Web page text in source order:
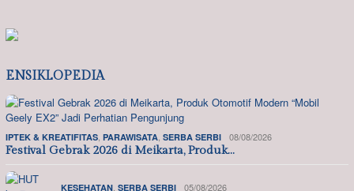
ENSIKLOPEDIA
IPTEK & KREATIFITAS PARAWISATA SERBA SERBI 08/08/2026
Festival Gebrak 2026 di Meikarta, Produk…
KESEHATAN SERBA SERBI 05/08/2026